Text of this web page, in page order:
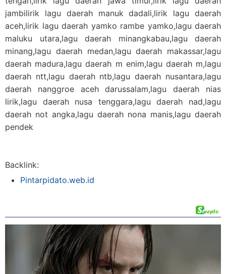
jambilirik lagu daerah manuk dadali,lirik lagu daerah
aceh,lirik lagu daerah yamko rambe yamko,lagu daerah
maluku utara,lagu daerah minangkabau,lagu daerah
minang,lagu daerah medan,lagu daerah makassar,lagu
daerah madura,lagu daerah m enim,lagu daerah m,lagu
daerah ntt,lagu daerah ntb,lagu daerah nusantara,lagu
daerah nanggroe aceh darussalam,lagu daerah nias
lirik,lagu daerah nusa tenggara,lagu daerah nad,lagu
daerah not angka,lagu daerah nona manis,lagu daerah
pendek
Backlink:
Pintarpidato.web.id